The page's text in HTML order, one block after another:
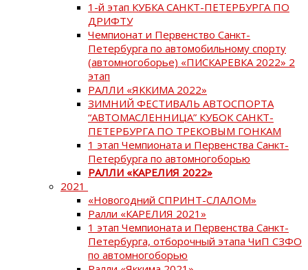
1-й этап КУБКА САНКТ-ПЕТЕРБУРГА ПО
ДРИФТУ
Чемпионат и Первенство Санкт-
Петербурга по автомобильному спорту
(автомногоборье) «ПИСКАРЕВКА 2022» 2
этап
РАЛЛИ «ЯККИМА 2022»
ЗИМНИЙ ФЕСТИВАЛЬ АВТОСПОРТА
“АВТОМАСЛЕННИЦА” КУБОК САНКТ-
ПЕТЕРБУРГА ПО ТРЕКОВЫМ ГОНКАМ
1 этап Чемпионата и Первенства Санкт-
Петербурга по автомногоборью
РАЛЛИ «КАРЕЛИЯ 2022»
2021
«Новогодний СПРИНТ-СЛАЛОМ»
Ралли «КАРЕЛИЯ 2021»
1 этап Чемпионата и Первенства Санкт-
Петербурга, отборочный этапа ЧиП СЗФО
по автомногоборью